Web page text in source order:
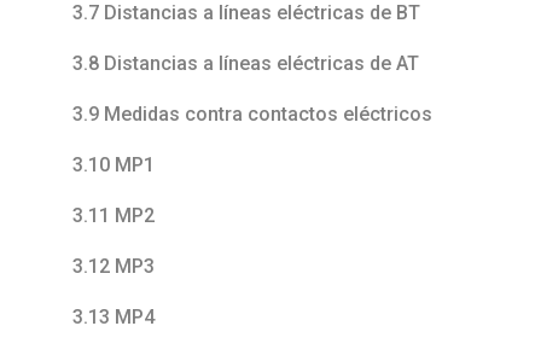
3.7 Distancias a líneas eléctricas de BT
3.8 Distancias a líneas eléctricas de AT
3.9 Medidas contra contactos eléctricos
3.10 MP1
3.11 MP2
3.12 MP3
3.13 MP4